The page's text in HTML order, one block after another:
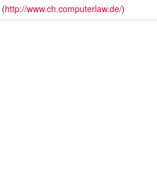
http://www.ch.computerlaw.de/)